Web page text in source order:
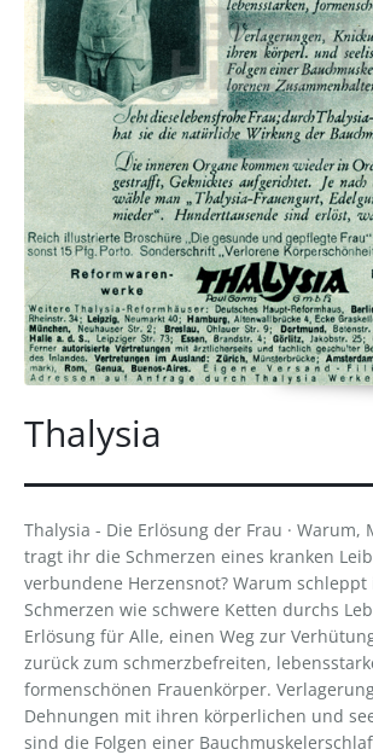
Thalysia
Thalysia - Die Erlösung der Frau · Warum,
tragt ihr die Schmerzen eines kranken
verbundene Herzensnot? Warum
Schmerzen wie schwere Ketten durchs
Erlösung für Alle, einen Weg zur
zurück zum schmerzbefreiten,
formenschönen Frauenkörper.
Dehnungen mit ihren körperlichen und
sind die Folgen einer